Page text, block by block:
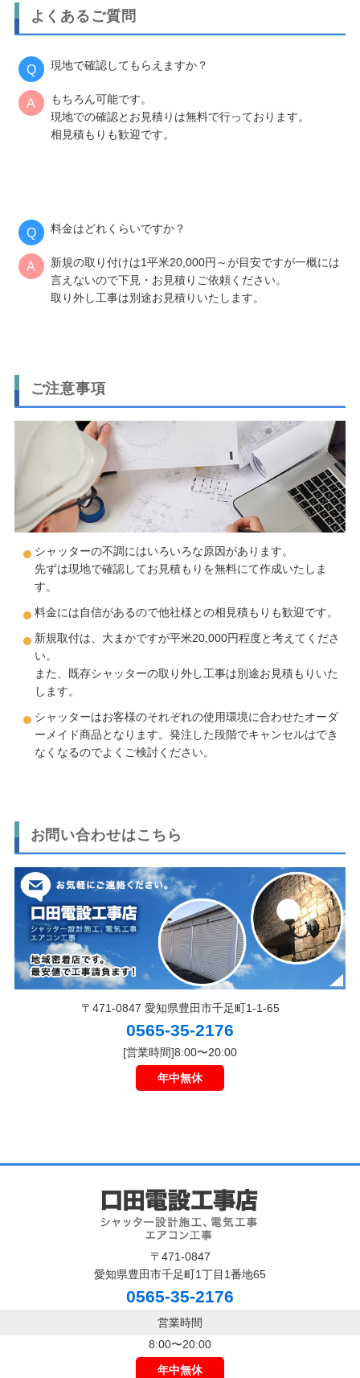
よくあるご質問
現地で確認してもらえますか？
もちろん可能です。
現地での確認とお見積りは無料で行っております。
相見積もりも歓迎です。
料金はどれくらいですか？
新規の取り付けは1平米20,000円～が目安ですが一概には
言えないので下見・お見積りご依頼ください。
取り外し工事は別途お見積りいたします。
ご注意事項
シャッターの不調にはいろいろな原因があります。
先ずは現地で確認してお見積もりを無料にて作成いたしま
す。
料金には自信があるので他社様との相見積もりも歓迎です。
新規取付は、大まかですが平米20,000円程度と考えてくださ
い。
また、既存シャッターの取り外し工事は別途お見積もりいた
します。
シャッターはお客様のそれぞれの使用環境に合わせたオーダ
ーメイド商品となります。発注した段階でキャンセルはでき
なくなるのでよくご検討ください。
お問い合わせはこちら
〒471-0847 愛知県豊田市千足町1-1-65
0565-35-2176
[営業時間]8:00〜20:00
年中無休
〒471-0847
愛知県豊田市千足町1丁目1番地65
0565-35-2176
営業時間
8:00〜20:00
年中無休